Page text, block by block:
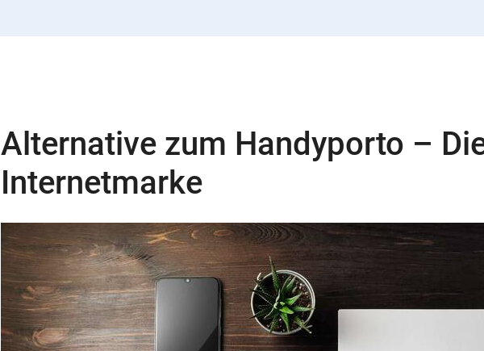
Alternative zum Handyporto –
Internetmarke